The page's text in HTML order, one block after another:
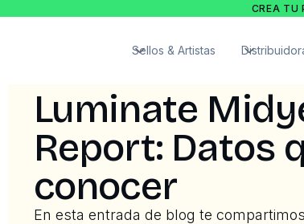
CREA TU
Sellos & Artistas
Luminate
Report: Datos
conocer
En esta entrada de blog te